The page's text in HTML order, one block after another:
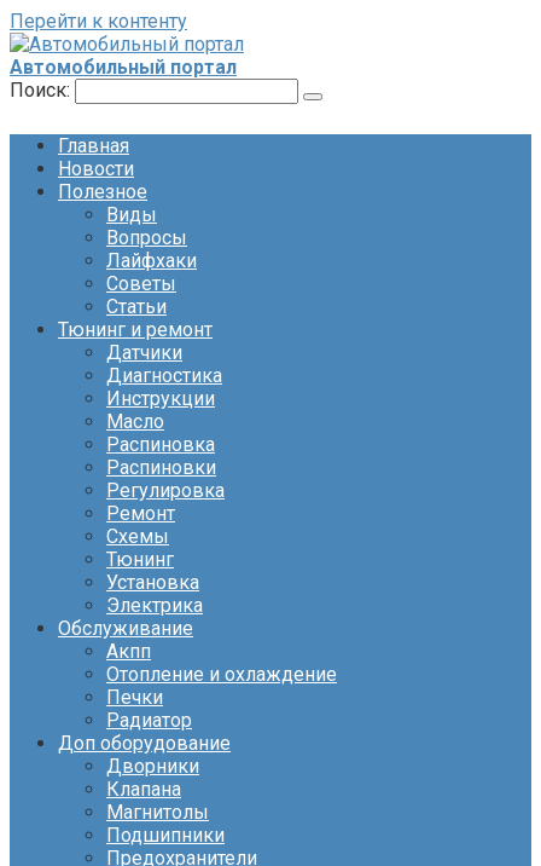
Перейти к контенту
Автомобильный портал
Поиск:
Главная
Новости
Полезное
Виды
Вопросы
Лайфхаки
Советы
Статьи
Тюнинг и ремонт
Датчики
Диагностика
Инструкции
Масло
Распиновка
Распиновки
Регулировка
Ремонт
Схемы
Тюнинг
Установка
Электрика
Обслуживание
Акпп
Отопление и охлаждение
Печки
Радиатор
Доп оборудование
Дворники
Клапана
Магнитолы
Подшипники
Предохранители